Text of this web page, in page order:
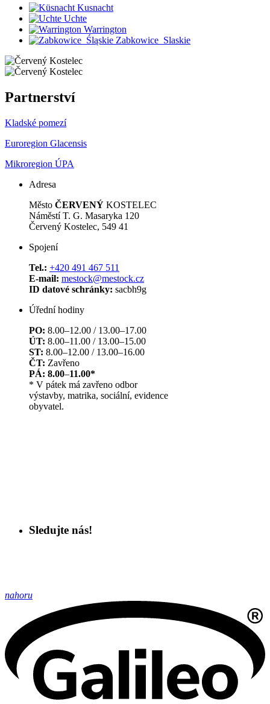
Kusnacht
Uchte
Warrington
Zabkowice_Slaskie
Partnerství
Kladské pomezí
Euroregion Glacensis
Mikroregion ÚPA
Adresa
Město ČERVENÝ KOSTELEC
Náměstí T. G. Masaryka 120
Červený Kostelec, 549 41
Spojení
Tel.: +420 491 467 511
E-mail: mestock@mestock.cz
ID datové schránky: sacbh9g
Úřední hodiny
PO: 8.00–12.00 / 13.00–17.00
ÚT: 8.00–11.00 / 13.00–15.00
ST: 8.00–12.00 / 13.00–16.00
ČT: Zavřeno
PÁ: 8.00–11.00*
* V pátek má zavřeno odbor
výstavby, matrika, sociální, evidence
obyvatel.
Sledujte nás!
nahoru